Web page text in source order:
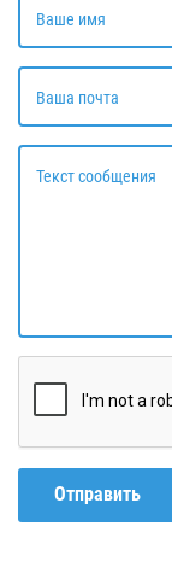
Ваше имя
Ваша почта
Текст сообщения
Отправить